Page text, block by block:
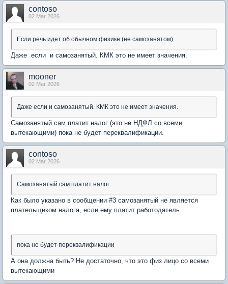
contoso
02 Mar 2026
Если речь идет об обычном физике (не самозанятом)
Даже если и самозанятый. КМК это не имеет значения.
mooner
02 Mar 2026
Даже если и самозанятый. КМК это не имеет значения.
Самозанятый сам платит налог (это не НДФЛ со всеми
вытекающими) пока не будет переквалификации.
contoso
02 Mar 2026
Самозанятый сам платит налог
Как было указано в сообщении #3 самозанятый не является
плательщиком налога, если ему платит работодатель
пока не будет переквалификации
А она должна быть? Не достаточно, что это физ лицо со всеми
вытекающими